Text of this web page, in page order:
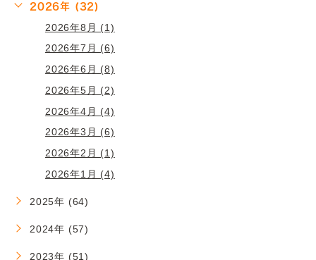
2026年 (32)
2026年8月 (1)
2026年7月 (6)
2026年6月 (8)
2026年5月 (2)
2026年4月 (4)
2026年3月 (6)
2026年2月 (1)
2026年1月 (4)
2025年 (64)
2024年 (57)
2023年 (51)